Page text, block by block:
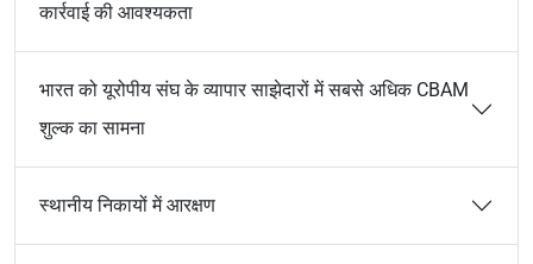
कार्रवाई की आवश्यकता
भारत को यूरोपीय संघ के व्यापार साझेदारों में सबसे अधिक CBAM
शुल्क का सामना
स्थानीय निकायों में आरक्षण